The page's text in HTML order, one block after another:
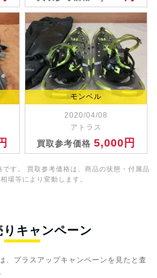
モンベル
2020/04/08
アトラス
買取参考価格5,000円
す。 買取参考価格は、商品の状態・付属品
場等により変動します。
りキャンペーン
、プラスアップキャンペーンを見たと査